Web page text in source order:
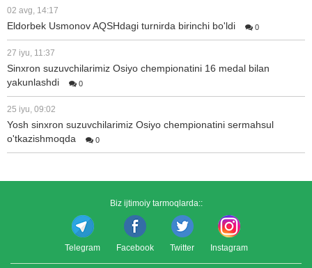
02 avg, 14:17
Eldorbek Usmonov AQSHdagi turnirda birinchi bo'ldi 0
27 iyu, 11:37
Sinxron suzuvchilarimiz Osiyo chempionatini 16 medal bilan
yakunlashdi
0
25 iyu, 09:02
Yosh sinxron suzuvchilarimiz Osiyo chempionatini sermahsul
o'tkazishmoqda
0
Biz ijtimoiy tarmoqlarda::
Telegram Facebook Twitter Instagram